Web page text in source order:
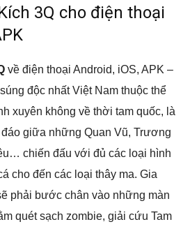
3Q cho điện thoại
về điện thoại Android, iOS, APK –
độc nhất Việt Nam thuộc thể
xuyên không về thời tam quốc, là
giữa những Quan Vũ, Trương
chiến đấu với đủ các loại hình
cho đến các loại thây ma. Gia
phải bước chân vào những màn
quét sạch zombie, giải cứu Tam